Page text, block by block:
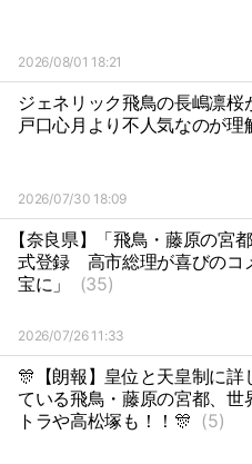
2026/08/01 18:21
ジェネリック飛鳥の長嶋凛
戸口心月より不人気なのが理
2026/07/30 18:09
【奈良県】「飛鳥・藤原の宮
式登録
高市総理が喜びのコ
宝に」
(35)
2026/07/26 11:33
🎊【朗報】皇位と天皇制に
ている飛鳥・藤原の宮都、
トラや高松塚も！！🎊 (5)